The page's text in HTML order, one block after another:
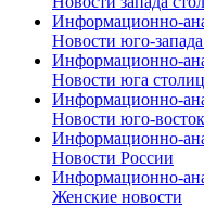
Информационно-
Новости юго-
Информационно-
Новости юга
Информационно-
Новости юго-
Информационно-
Новости России
Информационно-
Женские новости